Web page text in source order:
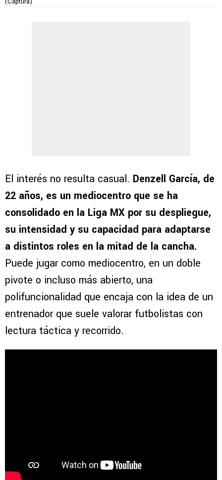
El interés no resulta casual. Denzell García, de
22 años, es un mediocentro que se ha
consolidado en la Liga MX por su despliegue,
su intensidad y su capacidad para adaptarse
a distintos roles en la mitad de la cancha.
Puede jugar como mediocentro, en un doble
pivote o incluso más abierto, una
polifuncionalidad que encaja con la idea de un
entrenador que suele valorar futbolistas con
lectura táctica y recorrido.